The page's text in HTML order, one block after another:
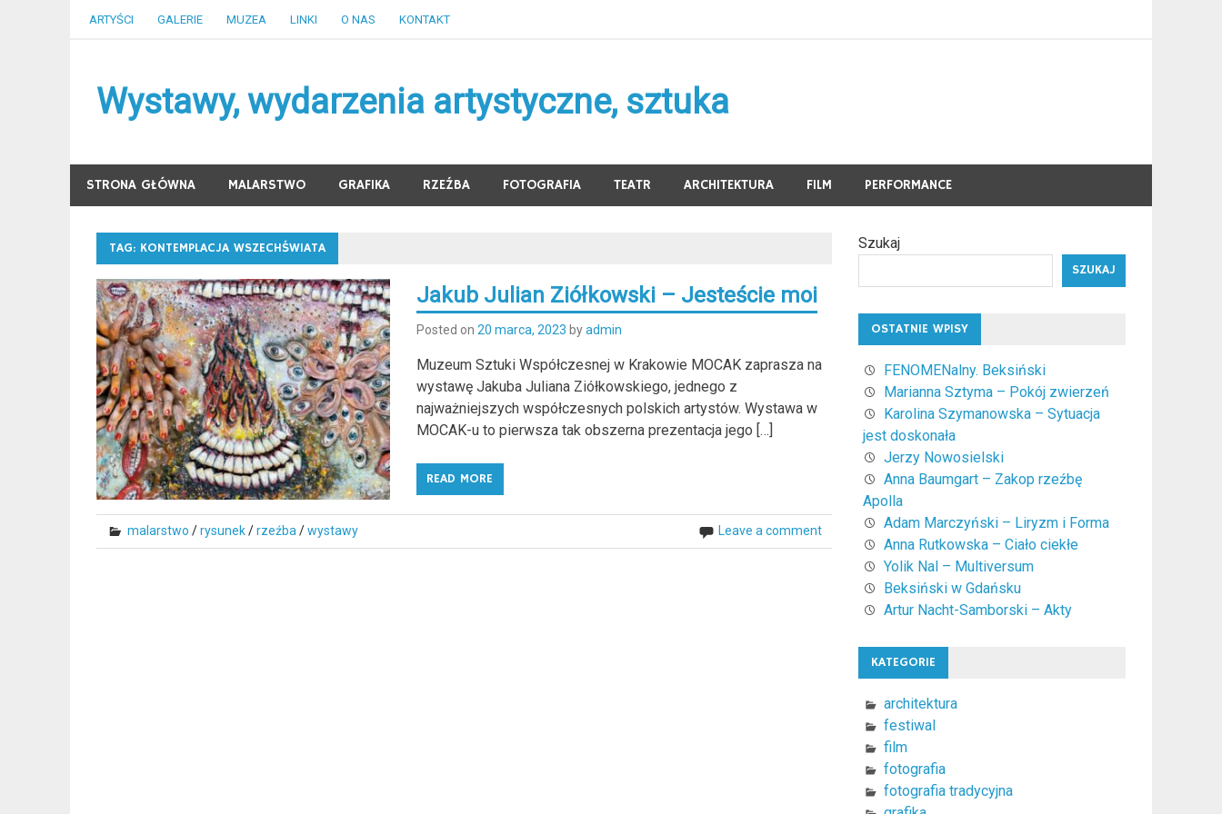
ARTYŚCI GALERIE MUZEA LINKI O NAS KONTAKT
Wystawy, wydarzenia artystyczne, sztuka
STRONA GŁÓWNA MALARSTWO GRAFIKA RZEŹBA FOTOGRAFIA TEATR ARCHITEKTURA FILM PERFORMANCE
TAG: KONTEMPLACJA WSZECHŚWIATA
Jakub Julian Ziółkowski – Jesteście moi
Posted on20 marca, 2023 byadmin
Muzeum Sztuki Współczesnej w Krakowie MOCAK zaprasza na
wystawę Jakuba Juliana Ziółkowskiego, jednego z
najważniejszych współczesnych polskich artystów. Wystawa w
MOCAK-u to pierwsza tak obszerna prezentacja jego […]
READ MORE
malarstwo /rysunek/rzeźba /wystawy Leave a comment
Szukaj
SZUKAJ
OSTATNIE WPISY
FENOMENalny. Beksiński
Marianna Sztyma – Pokój zwierzeń
Karolina Szymanowska – Sytuacja
jest doskonała
Jerzy Nowosielski
Anna Baumgart – Zakop rzeźbę
Apolla
Adam Marczyński – Liryzm i Forma
Anna Rutkowska – Ciało ciekłe
Yolik Nal – Multiversum
Beksiński w Gdańsku
Artur Nacht-Samborski – Akty
KATEGORIE
architektura
festiwal
film
fotografia
fotografia tradycyjna